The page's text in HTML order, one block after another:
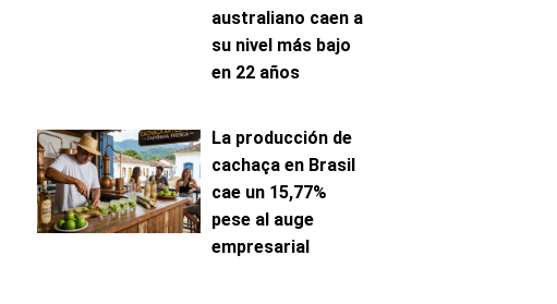
australiano caen a
su nivel más bajo
en 22 años
La producción de
cachaça en Brasil
cae un 15,77%
pese al auge
empresarial